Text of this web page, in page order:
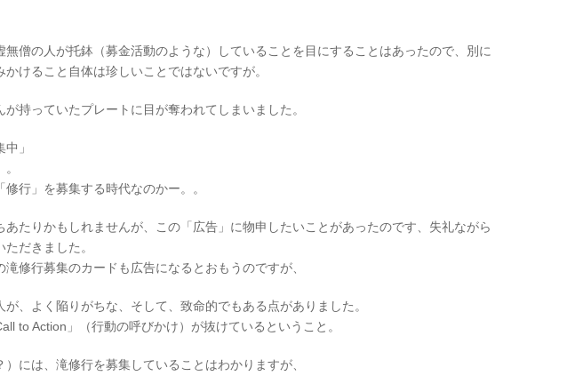
無僧の人が托鉢（募金活動のような）していることを目にすることはあったので、別に
かけること自体は珍しいことではないですが。
が持っていたプレートに目が奪われてしまいました。
中」
修行」を募集する時代なのかー。。
あたりかもしれませんが、この「広告」に物申したいことがあったのです、失礼ながら
だきました。
滝修行募集のカードも広告になるとおもうのですが、
が、よく陥りがちな、そして、致命的でもある点がありました。
to Action」（行動の呼びかけ）が抜けているということ。
）には、滝修行を募集していることはわかりますが、